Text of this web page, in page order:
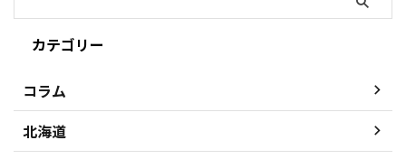
カテゴリー
コラム
北海道